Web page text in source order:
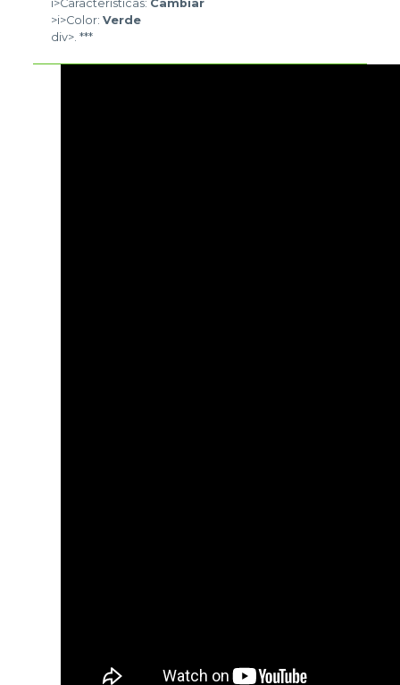
i>Características: Cambiar
>i>Color:Verde
div>. ***